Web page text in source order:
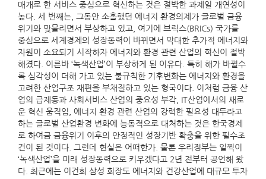
매개로 한 서비스 중심으로 혁신하는 것은 절박한 과제일 개연성이
높다. 세 번째는, 그동안 소홀했던 에너지 환경의제가 글로벌 금융
위기와 맞물리면서 부상하고 있고, 여기에 브릭스(BRICs) 국가를
중심으로 세계경제의 성장동력이 바뀌면서 막대한 추가적 에너지와
자원이 소요되기 시작하자 에너지와 환경 관련 산업의 혁신이 절박
해졌다. 이른바 ‘녹색산업’이 부상하게 된 이유다. 특히 해가 바뀔수
록 심각성이 더해 가고 있는 불규칙한 기후변화는 에너지와 환경을
고려한 산업구조 재편을 부채질하고 있는 형국이다. 이처럼 금융 산
업의 급제동과 사회서비스 산업의 중요성 부각, IT산업에서의 새로
운 혁신 움직임, 에너지 환경 관련 산업의 강력한 필요성 대두라고
하는 글로벌 산업환경 변화에 능동적으로 대처하는 것은 한국경제
로 하여금 금융위기 이후의 안정적인 성장기반 확충을 위한 필수조
건이 된 것이다. 그런데 현실은 어떠한가. 물론 우리정부는 일찍이
‘녹색산업’을 미래 성장동력으로 키우겠다고 2년 전부터 공언해 왔
다. 최근에는 이건희 삼성 회장도 에너지와 건강산업에 대규모 투자